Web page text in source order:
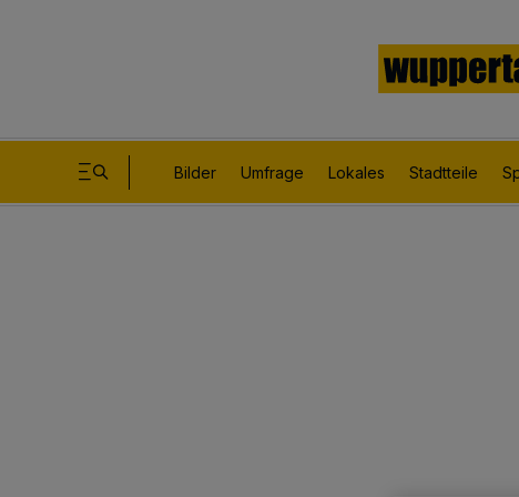
Bilder Umfrage Lokales Stadtteile